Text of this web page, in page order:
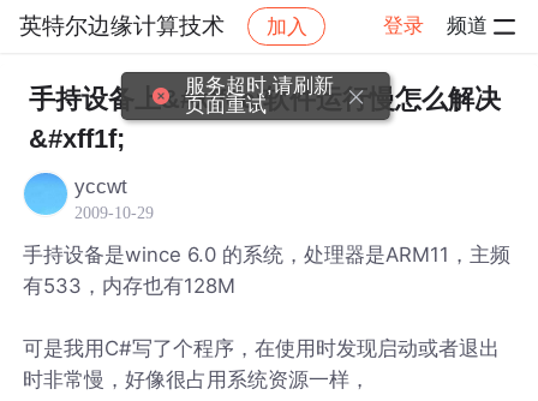
英特尔边缘计算技术 加入 登录 频道
社区 英特尔边缘计算技术 帖子详情
手持设备上&#xff0c;软件运行慢怎么解决
&#xff1f;
yccwt
2009-10-29
手持设备是wince 6.0 的系统，处理器是ARM11，主频
有533，内存也有128M
可是我用C#写了个程序，在使用时发现启动或者退出
时非常慢，好像很占用系统资源一样，
服务超时,请刷新
页面重试